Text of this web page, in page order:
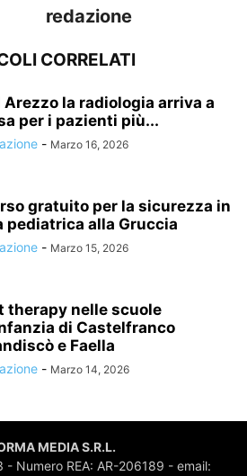
redazione
CORRELATI
Arezzo la radiologia arriva a
per i pazienti più...
- Marzo 16, 2026
gratuito per la sicurezza in
pediatrica alla Gruccia
- Marzo 15, 2026
therapy nelle scuole
di Castelfranco
e Faella
- Marzo 14, 2026
MEDIA S.R.L.
- Numero REA: AR-206189 - email: